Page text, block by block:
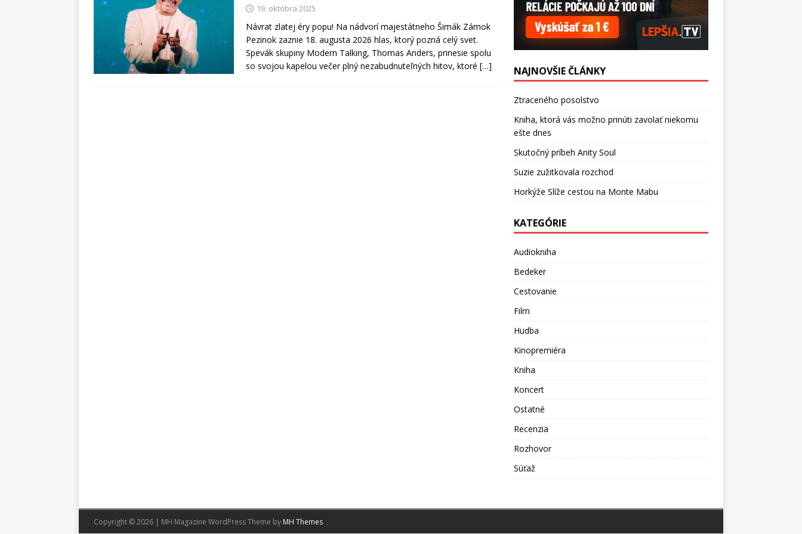
19. októbra 2025
Návrat zlatej éry popu! Na nádvorí majestátneho Šimák Zámok
Pezinok zaznie 18. augusta 2026 hlas, ktorý pozná celý svet.
Spevák skupiny Modern Talking, Thomas Anders, prinesie spolu
so svojou kapelou večer plný nezabudnuteľných hitov, ktoré […] NAJNOVŠIE ČLÁNKY
Ztraceného posolstvo
Kniha, ktorá vás možno prinúti zavolať niekomu
ešte dnes
Skutočný príbeh Anity Soul
Suzie zužitkovala rozchod
Horkýže Slíže cestou na Monte Mabu
KATEGÓRIE
Audiokniha
Bedeker
Cestovanie
Film
Hudba
Kinopremiéra
Kniha
Koncert
Ostatné
Recenzia
Rozhovor
Súťaž
Copyright © 2026 | MH Magazine WordPress Theme by MH Themes